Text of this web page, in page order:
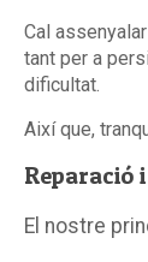
Cal
tant per a
dificultat.
Així que,
Reparació
El nostre